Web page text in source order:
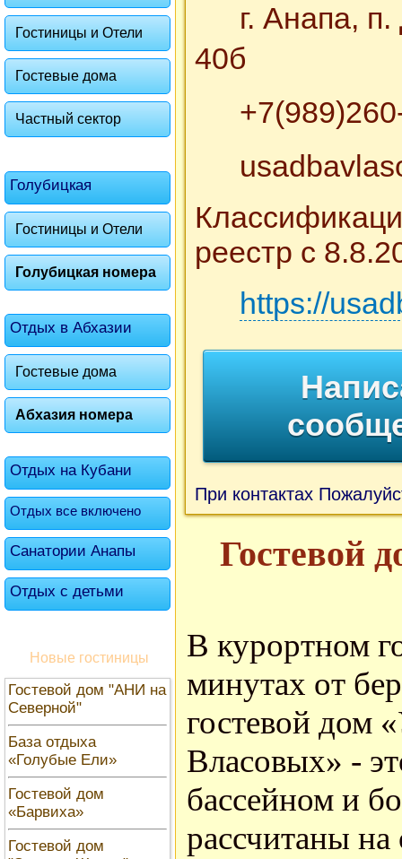
Гостиницы и Отели
Гостевые дома
Частный сектор
Голубицкая
Гостиницы и Отели
Голубицкая номера
Отдых в Абхазии
Гостевые дома
Абхазия номера
Отдых на Кубани
Отдых все включено
Санатории Анапы
Отдых с детьми
Новые гостиницы
Гостевой дом "АНИ на
Северной"
База отдыха
«Голубые Ели»
Гостевой дом
«Барвиха»
Гостевой дом
г. Анапа,
40б
реестр с
https://
При контактах
Гостевой
В курортном
минутах от
гостевой дом
Власовых» -
бассейном и
рассчитаны на